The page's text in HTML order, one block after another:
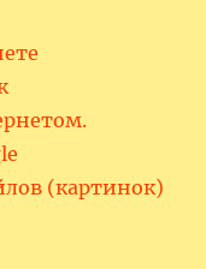
(картинок)